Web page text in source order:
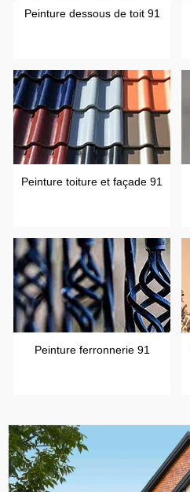
Peinture dessous de toit 91
Peinture toiture et façade 91
Peinture ferronnerie 91